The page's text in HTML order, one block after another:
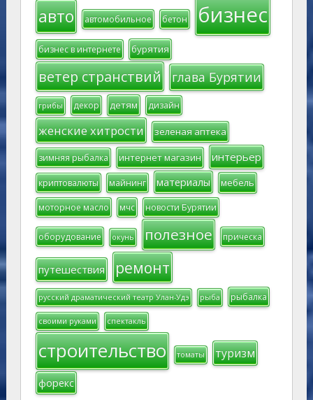
авто автомобильное бетон бизнес
бизнес в интернете бурятия
ветер странствий глава Бурятии
грибы декор детям дизайн
женские хитрости зеленая аптека
зимняя рыбалка интернет магазин интерьер
криптовалюты майнинг материалы мебель
моторное масло мчс новости Бурятии
оборудование окунь полезное прическа
путешествия ремонт
русский драматический театр Улан-Удэ рыба рыбалка
своими руками спектакль
строительство томаты туризм
форекс